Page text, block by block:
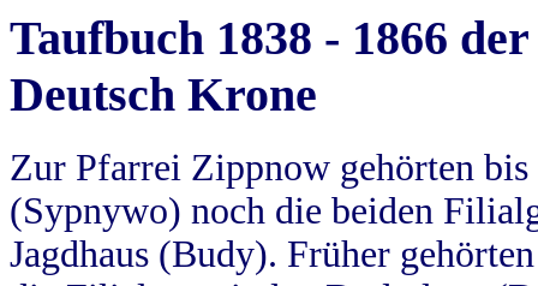
Taufbuch 1838 - 1866
Deutsch Krone
Zur Pfarrei Zippnow gehörten
(Sypnywo) noch die beiden
Jagdhaus (Budy). Früher